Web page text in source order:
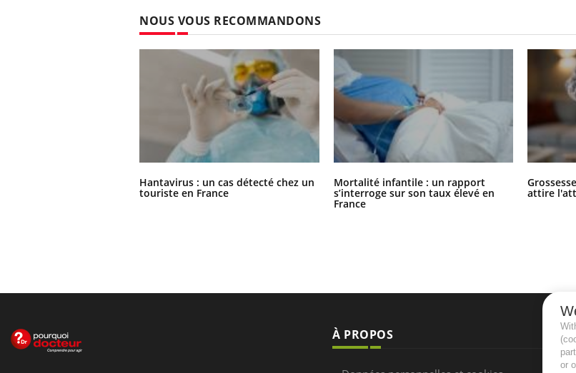
NOUS VOUS RECOMMANDONS
Hantavirus : un cas détecté chez un
touriste en France
Mortalité infantile : un rapport
s’interroge sur son taux élevé en
France
attire
À PROPOS
or